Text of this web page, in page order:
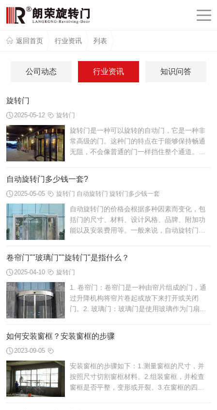
返回首页 行业资讯 列表
公司动态 行业资讯 知识问答
旋转门
2025-05-12 旋转门
旋转门是一种可以旋转的自动门，它是一种非
常高级的门。这种门的特点在于能够保持畅通
无阻，不会像普通的门一样挡住整个通道。而
自动旋转门多少钱一套?
2025-05-05 旋转门 自动旋转门 旋转门多少钱一套
自动旋转门的价格会根据多种因素而变化，包
括门的尺寸、材料、设计风格、品牌、附加功
能以及安装费用等。一般来说，自动旋转门的
卷帘门""玻璃门""旋转门"是指什么？
2025-04-10 旋转门
1. 卷帘门：卷帘门是一种由帘片组成的门，通
过升降机构将帘片卷起或放下来打开或关闭
门。2. 玻璃门：玻璃门是使用玻璃作为门扇材
如何安装窗框？安装窗框的步骤
2023-09-05
安装窗框的步骤如下：1.测量窗框的尺寸，并
按照尺寸切割窗框材料。2.组装窗框，并检查
窗框是否平整，变形或开裂。3.在窗框的四个